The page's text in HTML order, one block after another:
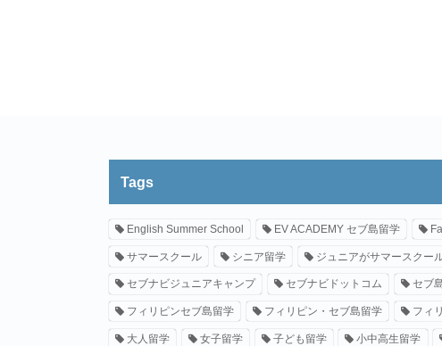
Tags
English Summer School EV ACADEMY セブ島留学
サマースクール シニア留学 ジュニアがサマースクー
セブナビジュニアキャンプ セブナビドットコム セブ
フィリピンセブ島留学 フィリピン・セブ島留学 フィ
大人留学 女子留学 子ども留学 小中高生留学